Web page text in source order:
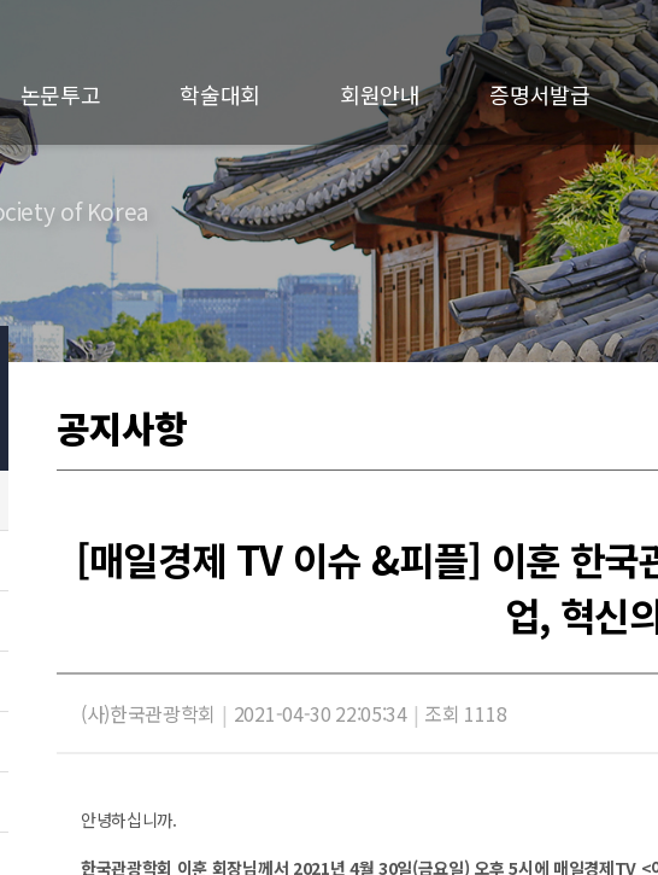
논문투고 학술대회 회원안내 증명서발급
of Korea
공지사항
[매일경제 TV 이슈 &피플] 이훈 한국
업, 혁신
(사)한국관광학회 | 2021-04-30 22:05:34 | 조회 1118
안녕하십니까.
한국관광학회 이훈 회장님께서 2021년 4월 30일(금요일) 오후 5시에 매일경제TV